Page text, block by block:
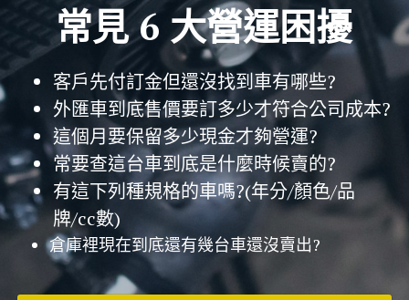
常見 6 大營運困擾
客戶先付訂金但還沒找到車有哪些?
外匯車到底售價要訂多少才符合公司成本?
這個月要保留多少現金才夠營運?
常要查這台車到底是什麼時候賣的?
有這下列種規格的車嗎?(年分/顏色/品
牌/cc數)
倉庫裡現在到底還有幾台車還沒賣出?